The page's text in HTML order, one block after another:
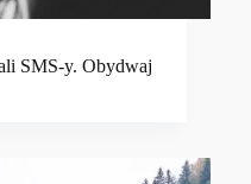
SMS-y. Obydwaj